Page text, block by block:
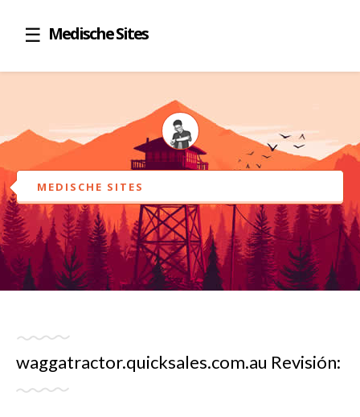
Medische Sites
MEDISCHE SITES
waggatractor.quicksales.com.au Revisión: